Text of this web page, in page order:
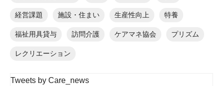
経営課題 施設・住まい 生産性向上 特養
福祉用具貸与 訪問介護 ケアマネ協会 プリズム
レクリエーション
Tweets by Care_news